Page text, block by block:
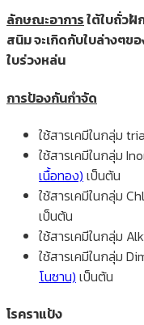
ลักษณะอาการใต้ใบถั่วฝั
สนิม จะเกิดกับใบล่างๆข
ใบร่วงหล่น
การป้องกันกำจัด
ใช้สารเคมีในกลุ่ม
ใช้สารเคมีในกลุ่ม
เนื้อทอง) เป็นต้น
ใช้สารเคมีในกลุ่ม
เป็นต้น
ใช้สารเคมีในกลุ่ม
ใช้สารเคมีในกลุ่ม
โนซาน) เป็นต้น
โรคราแป้ง